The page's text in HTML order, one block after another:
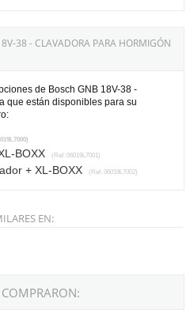
38 - CLAVADORA PARA HORMIGÓN
de Bosch GNB 18V-38 -
que están disponibles para su
BOXX (Ref. 06019L7001)
+ XL-BOXX (Ref. 06019L7002)
EN: